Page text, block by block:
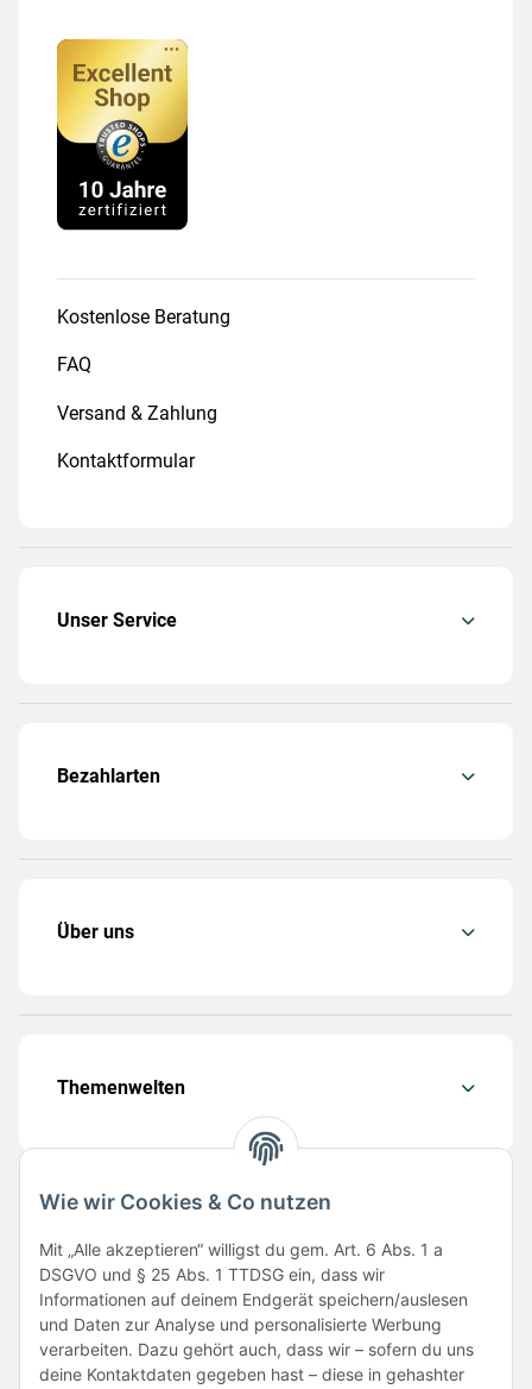
Wie wir Cookies & Co nutzen
Mit „Alle akzeptieren“ willigst du gem. Art. 6 Abs. 1 a
DSGVO und § 25 Abs. 1 TTDSG ein, dass wir
Informationen auf deinem Endgerät speichern/auslesen
und Daten zur Analyse und personalisierte Werbung
verarbeiten. Dazu gehört auch, dass wir – sofern du uns
deine Kontaktdaten gegeben hast – diese in gehashter
Kostenlose Beratung
FAQ
Versand & Zahlung
Kontaktformular
Unser Service
Bezahlarten
Über uns
Themenwelten
Folge uns